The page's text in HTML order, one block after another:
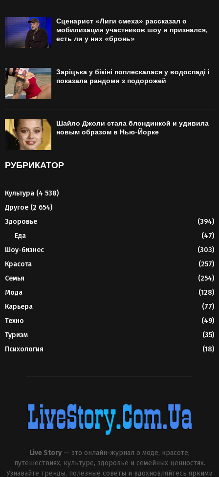
Сценарист «Лиги смеха» рассказал о
мобилизации участников шоу и признался,
есть ли у них «бронь»
Заріцька у бікіні поплескалася у водоспаді і
показала рандоми з подорожей
Шайло Джоли стала блондинкой и удивила
новым образом в Нью-Йорке
РУБРИКАТОР
Культура (4 538)
Другое (2 654)
Здоровье
(394)
Еда
(47)
Шоу-бизнес
(303)
Красота
(257)
Семья
(254)
Мода
(128)
Карьера
(77)
Техно
(49)
Туризм
(35)
Психология
(18)
Live Story — это онлайн-журнал о моде, красоте,
путешествиях, культуре, здоровье и семейных ценностях.
Узнавайте тренды, полезные советы и вдохновляйтесь яркими